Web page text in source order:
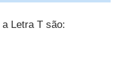
Letra T são: